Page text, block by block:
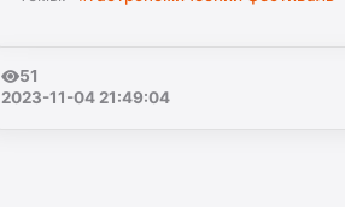
51
2023-11-04 21:49:04